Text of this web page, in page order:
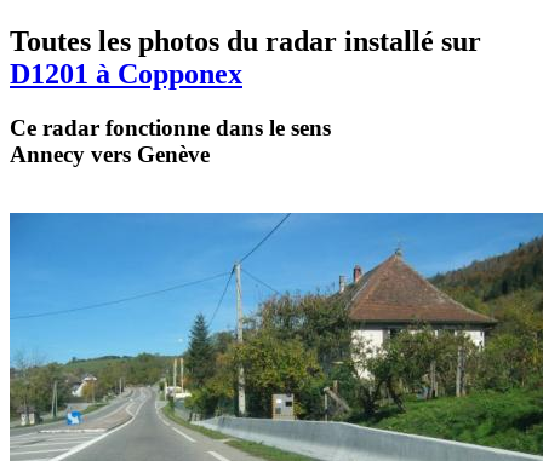
Toutes les photos du radar installé sur
D1201 à Copponex
Ce radar fonctionne dans le sens
Annecy vers Genève